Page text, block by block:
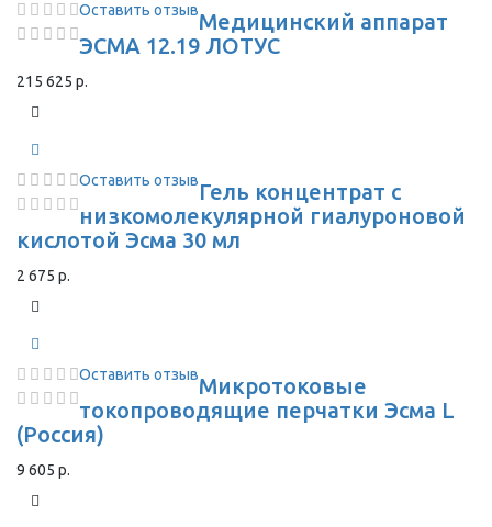
Оставить отзывМедицинский аппарат
ЭСМА 12.19 ЛОТУС
215 625 р.
Оставить отзывГель концентрат с
низкомолекулярной гиалуроновой
кислотой Эсма 30 мл
2 675 р.
Оставить отзывМикротоковые
токопроводящие перчатки Эсма L
(Россия)
9 605 р.